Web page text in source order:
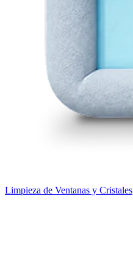
Limpieza de Ventanas y Cristales